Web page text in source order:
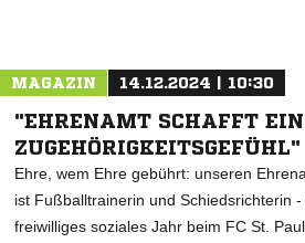
MAGAZIN 14.12.2024 | 10:30
"EHRENAMT SCHAFFT EIN
ZUGEHÖRIGKEITSGEFÜHL"
Ehre, wem Ehre gebührt: unseren
ist Fußballtrainerin und Schiedsrichterin
freiwilliges soziales Jahr beim FC St.